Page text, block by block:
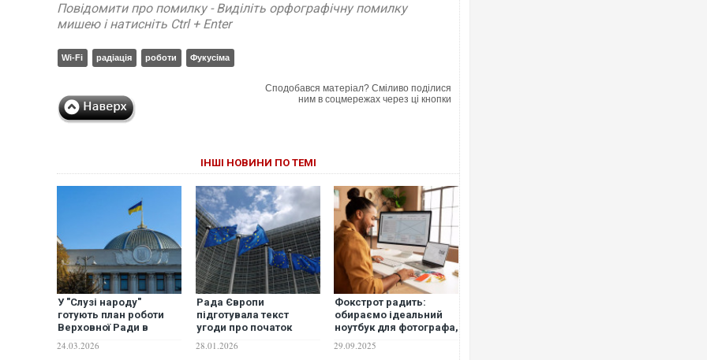
Повідомити про помилку - Виділіть орфографічну помилку
мишею і натисніть Ctrl + Enter
Wi-Fi радіація роботи Фукусіма
Сподобався матеріал? Сміливо поділися
ним в соцмережах через ці кнопки
ІНШІ НОВИНИ ПО ТЕМІ
У "Слузі народу"
готують план роботи
Верховної Ради в
доведеться воювати
24.03.2026
Рада Європи
підготувала текст
угоди про початок
для Росії, — постпред
28.01.2026
Фокстрот радить:
обираємо ідеальний
ноутбук для фотографа,
відеомонтажера
29.09.2025
Ворог завдав комбінованого
після атаки БПЛА по ринку на
Вже вивели на тести: Ferrari